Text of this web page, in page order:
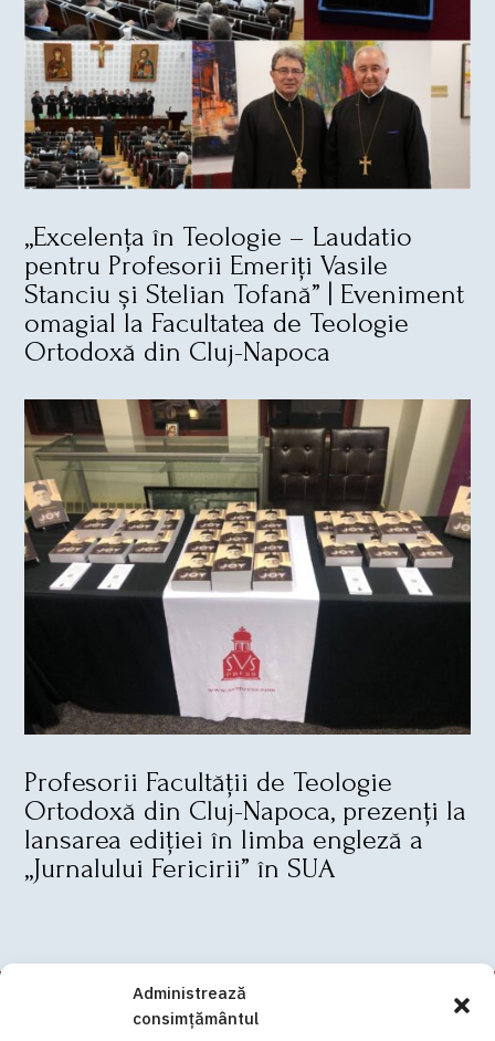
Administrează
consimțământul
„Excelența în Teologie – Laudatio
pentru Profesorii Emeriți Vasile
Stanciu și Stelian Tofană” | Eveniment
omagial la Facultatea de Teologie
Ortodoxă din Cluj-Napoca
Profesorii Facultății de Teologie
Ortodoxă din Cluj-Napoca, prezenți la
lansarea ediției în limba engleză a
„Jurnalului Fericirii” în SUA